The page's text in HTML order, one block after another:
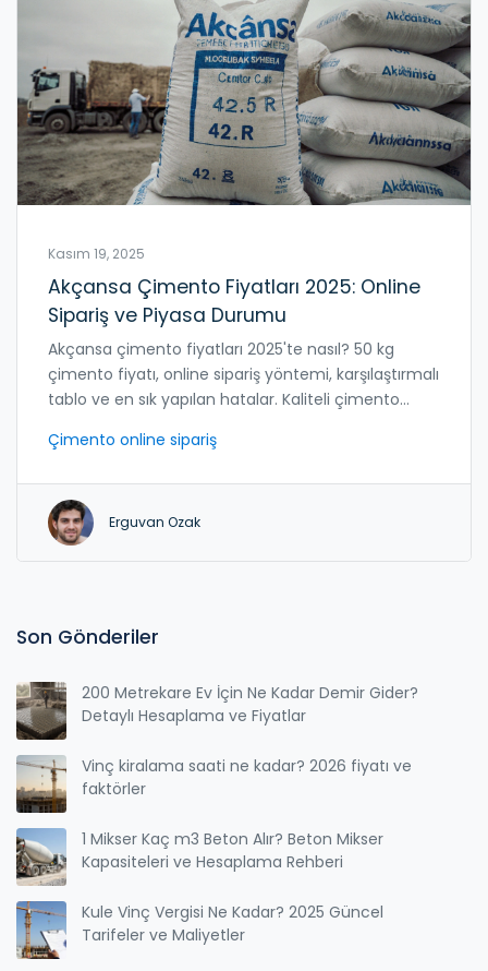
Kasım 19, 2025
Akçansa Çimento Fiyatları 2025: Online
Sipariş ve Piyasa Durumu
Akçansa çimento fiyatları 2025'te nasıl? 50 kg
çimento fiyatı, online sipariş yöntemi, karşılaştırmalı
tablo ve en sık yapılan hatalar. Kaliteli çimento
Çimento online sipariş
Erguvan Ozak
Son Gönderiler
200 Metrekare Ev İçin Ne Kadar Demir Gider?
Detaylı Hesaplama ve Fiyatlar
Vinç kiralama saati ne kadar? 2026 fiyatı ve
faktörler
1 Mikser Kaç m3 Beton Alır? Beton Mikser
Kapasiteleri ve Hesaplama Rehberi
Kule Vinç Vergisi Ne Kadar? 2025 Güncel
Tarifeler ve Maliyetler